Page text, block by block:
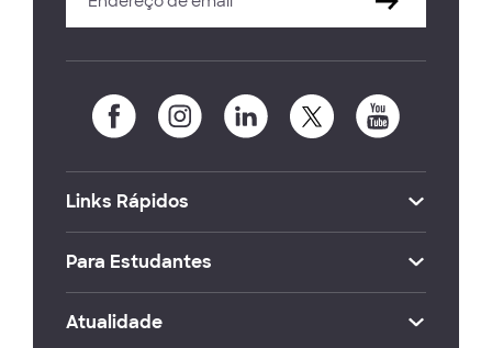
Links Rápidos
Para Estudantes
Atualidade